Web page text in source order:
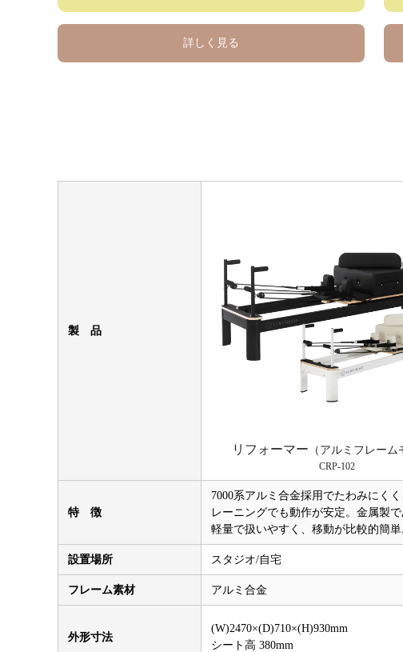
詳しく見る
製 品
リフォーマー （アルミフレーム
CRP-102
特 徴
7000系アルミ合金採用でたわみにく
レーニングでも動作が安定。金属製
軽量で扱いやすく、移動が比較的簡単
設置場所 スタジオ/自宅
フレーム素材 アルミ合金
外形寸法
(W)2470×(D)710×(H)930mm
シート高 380mm